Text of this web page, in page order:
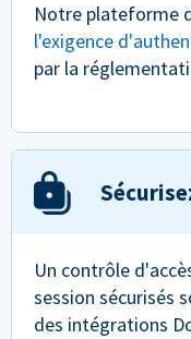
Notre plateforme
l'exigence
par la
Un contrôle
session sécurisés
des intégrations